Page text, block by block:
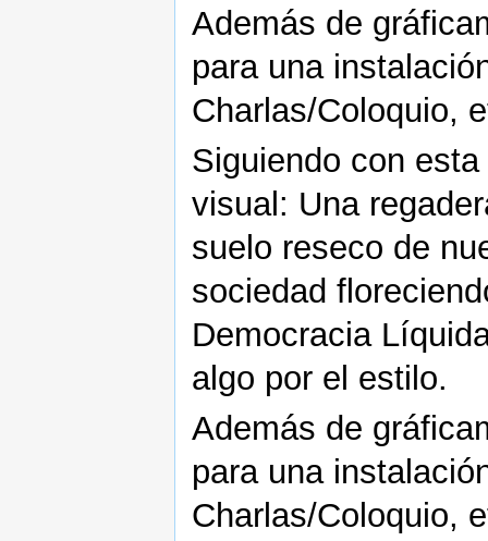
Además de
para una
Charlas/Coloquio,
Siguiendo con
visual: Una
suelo reseco de
sociedad
Democracia
algo por el estilo.
Además de
para una
Charlas/Coloquio,